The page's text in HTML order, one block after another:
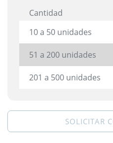
Cantidad
10 a 50 unidades
51 a 200 unidades
201 a 500 unidades
SOLICITAR